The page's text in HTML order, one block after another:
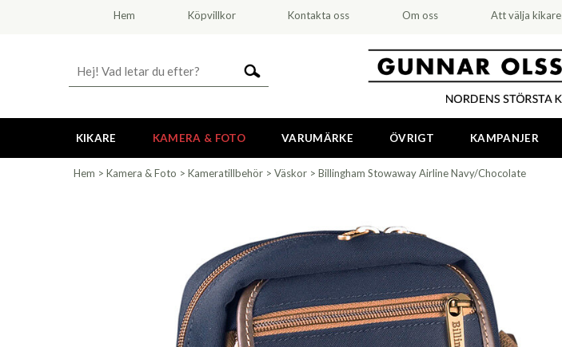
Hem Köpvillkor Kontakta oss Om oss Att välja kikare
KIKARE KAMERA & FOTO VARUMÄRKE ÖVRIGT KAMPANJER
Hem > Kamera & Foto > Kameratillbehör > Väskor > Billingham Stowaway Airline Navy/Chocolate